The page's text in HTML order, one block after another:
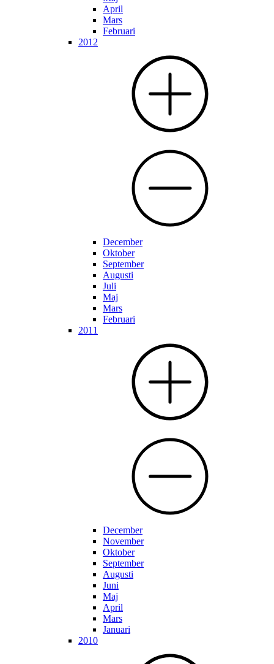
April
Mars
Februari
2012
December
Oktober
September
Augusti
Juli
Maj
Mars
Februari
2011
December
November
Oktober
September
Augusti
Juni
Maj
April
Mars
Januari
2010